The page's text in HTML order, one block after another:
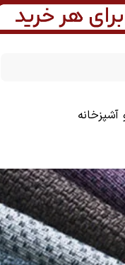
آشپزخانه